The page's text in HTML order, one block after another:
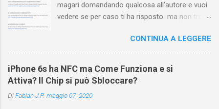
magari domandando qualcosa all'autore e vuoi
vedere se per caso ti ha risposto ma non trovi
nessuna voce del tipo " cronologia commenti
YouTube " o cose simili? Vuoi sapere come
farlo sia se accedi dal tuo computer (PC/Mac)
oppure tramite smartphone (Android o iPhone)
usando l'app ? In questa guida ti mostrerò dove
trovare i propri commenti di YouTube , ossia
CONTINUA A LEGGERE
iPhone 6s ha NFC ma Come Funziona e si
Attiva? Il Chip si può Sbloccare?
DiFabian J.P. maggio 07, 2020